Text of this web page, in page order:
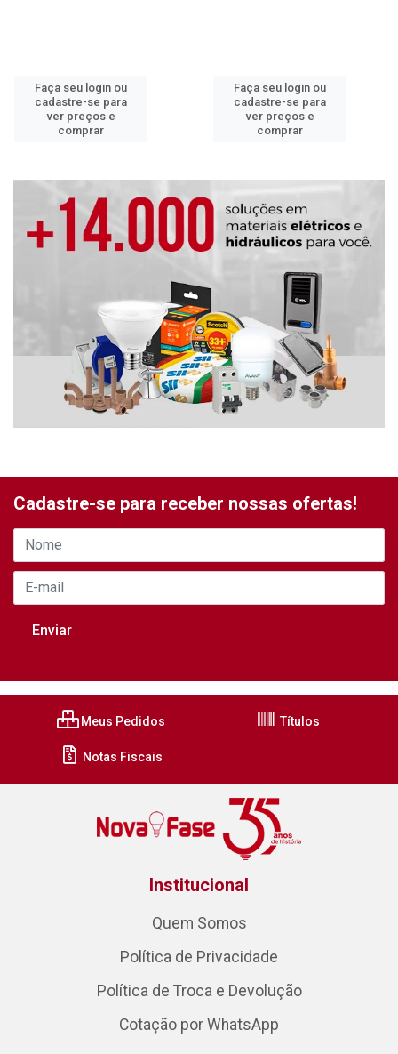
Faça seu login ou
cadastre-se para
ver preços e
comprar
Faça seu login ou
cadastre-se para
ver preços e
comprar
Cadastre-se para receber nossas ofertas!
Meus Pedidos Títulos
Notas Fiscais
Institucional
Quem Somos
Política de Privacidade
Política de Troca e Devolução
Cotação por WhatsApp